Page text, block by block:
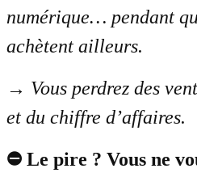
numérique… pendant
achètent ailleurs.
→ Vous perdrez des
et du chiffre d’affaires.
⛔ Le pire ? Vous ne